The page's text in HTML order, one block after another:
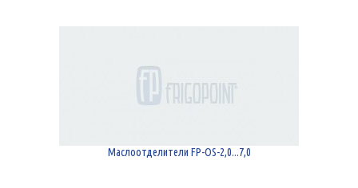
Маслоотделители FP-OS-2,0...7,0